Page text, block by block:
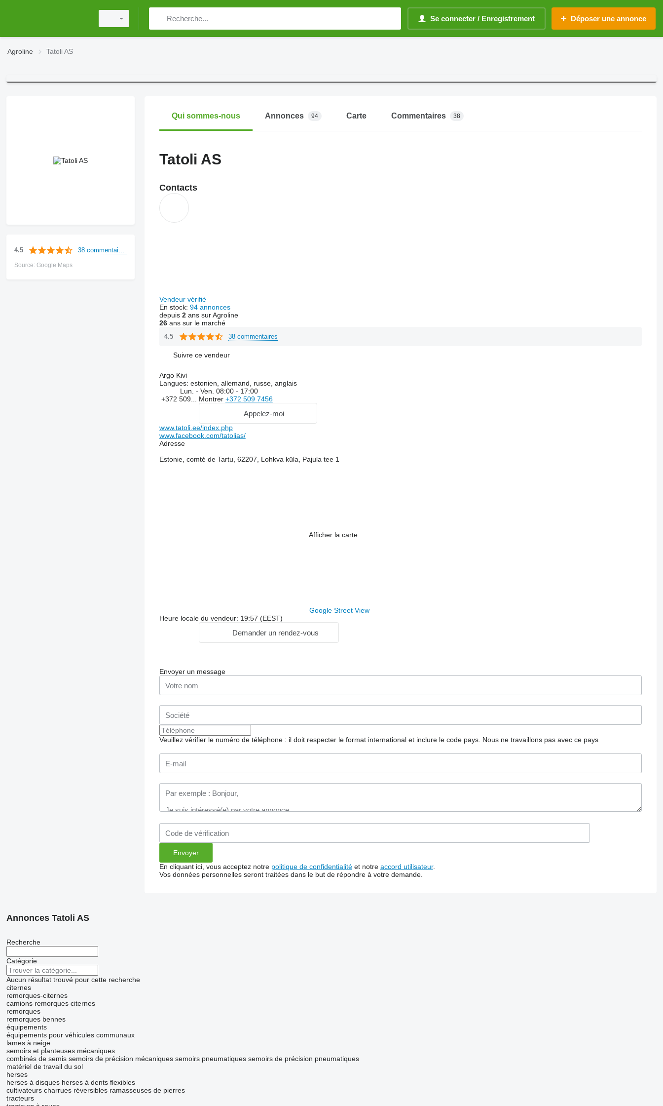
Se connecter / Enregistrement Déposer une annonce
Agroline Tatoli AS
4.5
Source: Google Maps
Qui sommes-nous Annonces 94 Carte Commentaires 38
Tatoli AS
Contacts
Vendeur vérifié
En stock: 94 annonces
depuis 2ans sur Agroline
26ans sur le marché
4.5 38 commentaires
Suivre ce vendeur
Argo Kivi
Langues: estonien, allemand, russe, anglais
Lun. - Ven. 08:00 - 17:00
+372 509... Montrer +372 509 7456
Appelez-moi
www.tatoli.ee/index.php
www.facebook.com/tatolias/
Adresse
Estonie, comté de Tartu, 62207, Lohkva küla, Pajula tee 1
Afficher la carte
Google Street View
Heure locale du vendeur: 19:57 (EEST)
Demander un rendez-vous
Envoyer un message
Veuillez vérifier le numéro de téléphone : il doit respecter le format international et inclure le code pays. Nous ne travaillons pas avec ce pays
En cliquant ici, vous acceptez notre politique de confidentialitéet notre accord utilisateur.
Vos données personnelles seront traitées dans le but de répondre à votre demande.
Annonces Tatoli AS
Recherche
Catégorie
Aucun résultat trouvé pour cette recherche
citernes
remorques-citernes
camions remorques citernes
remorques
remorques bennes
équipements
équipements pour véhicules communaux
lames à neige
semoirs et planteuses mécaniques
combinés de semis semoirs de précision mécaniques semoirs pneumatiques semoirs de précision pneumatiques
matériel de travail du sol
herses
herses à disques herses à dents flexibles
cultivateurs charrues réversibles ramasseuses de pierres
tracteurs